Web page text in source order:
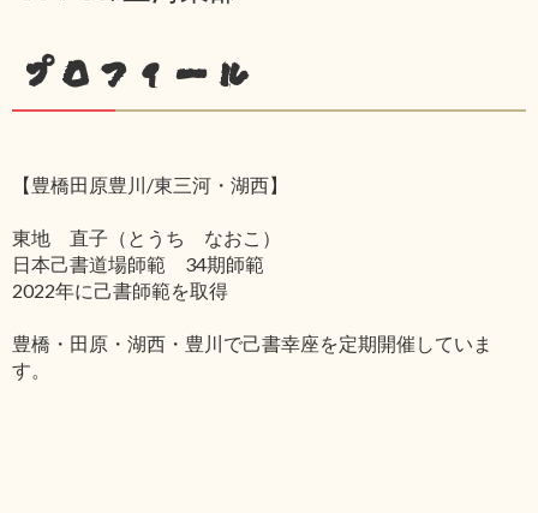
プロフィール
【豊橋田原豊川/東三河・湖西】
東地 直子（とうち なおこ）
日本己書道場師範 34期師範
2022年に己書師範を取得
豊橋・田原・湖西・豊川で己書幸座を定期開催していま
す。